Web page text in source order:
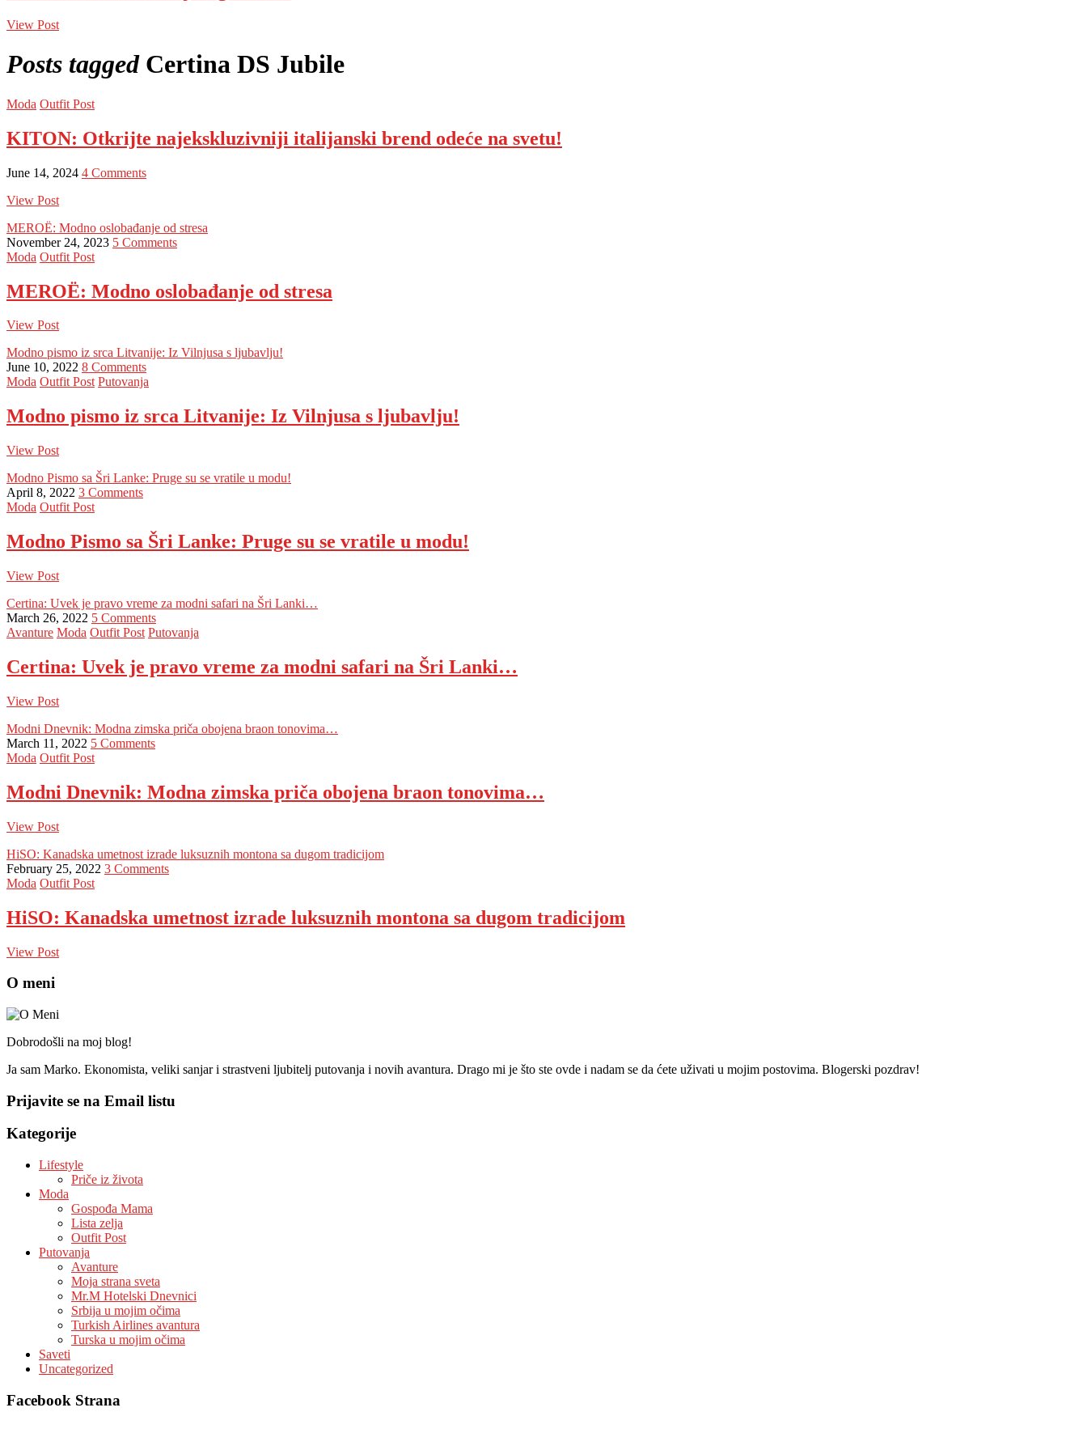
View Post
Posts tagged Certina DS Jubile
Moda Outfit Post
KITON: Otkrijte najekskluzivniji italijanski brend odeće na svetu!
June 14, 2024 4 Comments
View Post
MEROË: Modno oslobađanje od stresa
November 24, 2023 5 Comments
Moda Outfit Post
MEROË: Modno oslobađanje od stresa
View Post
Modno pismo iz srca Litvanije: Iz Vilnjusa s ljubavlju!
June 10, 2022 8 Comments
Moda Outfit Post Putovanja
Modno pismo iz srca Litvanije: Iz Vilnjusa s ljubavlju!
View Post
Modno Pismo sa Šri Lanke: Pruge su se vratile u modu!
April 8, 2022 3 Comments
Moda Outfit Post
Modno Pismo sa Šri Lanke: Pruge su se vratile u modu!
View Post
Certina: Uvek je pravo vreme za modni safari na Šri Lanki…
March 26, 2022 5 Comments
Avanture Moda Outfit Post Putovanja
Certina: Uvek je pravo vreme za modni safari na Šri Lanki…
View Post
Modni Dnevnik: Modna zimska priča obojena braon tonovima…
March 11, 2022 5 Comments
Moda Outfit Post
Modni Dnevnik: Modna zimska priča obojena braon tonovima…
View Post
HiSO: Kanadska umetnost izrade luksuznih montona sa dugom tradicijom
February 25, 2022 3 Comments
Moda Outfit Post
HiSO: Kanadska umetnost izrade luksuznih montona sa dugom tradicijom
View Post
O meni
Dobrodošli na moj blog!
Ja sam Marko. Ekonomista, veliki sanjar i strastveni ljubitelj putovanja i novih avantura. Drago mi je što ste ovde i nadam se da ćete uživati u mojim postovima. Blogerski pozdrav!
Prijavite se na Email listu
Kategorije
Lifestyle
Priče iz života
Moda
Gospođa Mama
Lista zelja
Outfit Post
Putovanja
Avanture
Moja strana sveta
Mr.M Hotelski Dnevnici
Srbija u mojim očima
Turkish Airlines avantura
Turska u mojim očima
Saveti
Uncategorized
Facebook Strana